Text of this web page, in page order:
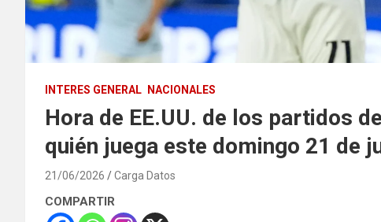
INTERES GENERAL NACIONALES
Hora de EE.UU. de los partidos
quién juega este domingo 21 de
21/06/2026 Carga Datos
COMPARTIR